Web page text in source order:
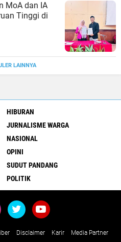
MoA dan IA
Tinggi di
LAINNYA
HIBURAN
JURNALISME WARGA
NASIONAL
OPINI
SUDUT PANDANG
POLITIK
Disclaimer Karir
Media Partner